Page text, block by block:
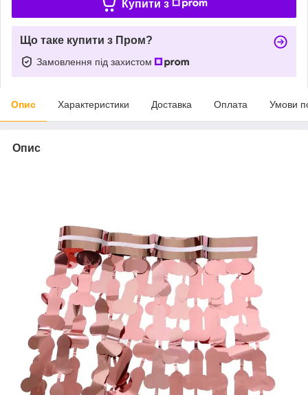
Купити з
Що таке купити з Пром?
Замовлення під захистом
Опис Характеристики Доставка Оплата Умови
Опис